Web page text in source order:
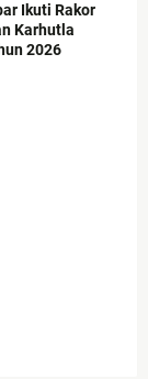
Ikuti Rakor
Karhutla
2026